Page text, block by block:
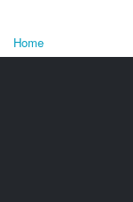
U bent hier
Home